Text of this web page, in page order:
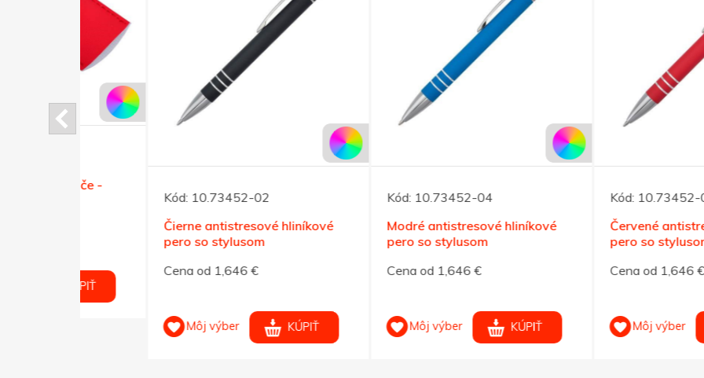
10.73452-02
Čierne antistresové hliníkové
pero so stylusom
Cena od 1,646 €
Môj výber KÚPIŤ
10.73452-04
Modré antistresové hliníkové
pero so stylusom
Cena od 1,646 €
Môj výber KÚPIŤ
10.73452-08
Červené antistresové
pero so stylusom
Cena od 1,646 €
Môj výber KÚPIŤ